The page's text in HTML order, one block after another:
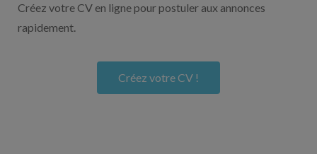
Créez votre CV en ligne pour postuler aux annonces
rapidement.
Créez votre CV !